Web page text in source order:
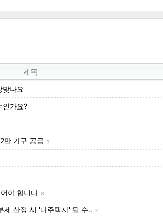
제목
맞나요
인가요?
만 가구 공급 1
야 합니다 8
세 산정 시 '다주택자' 될 수.. 2